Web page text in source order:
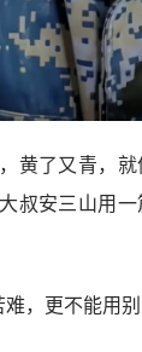
黄了又青，就
叔安三山用
，更不能用